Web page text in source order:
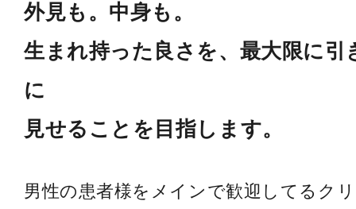
外見も。中身も。
生まれ持った良さを、最大限に引
に
見せることを目指します。
男性の患者様をメインで歓迎してるク